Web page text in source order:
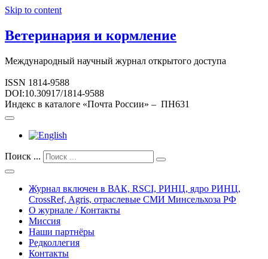
Skip to content
Ветеринария и кормление
Международный научный журнал открытого доступа
ISSN 1814-9588
DOI:10.30917/1814-9588
Индекс в каталоге «Почта России» – ПН631
Поиск ...
Журнал включен в ВАК, RSCI, РИНЦ, ядро РИНЦ,
CrossRef, Agris, отраслевые СМИ Минсельхоза РФ
О журнале / Контакты
Миссия
Наши партнёры
Редколлегия
Контакты